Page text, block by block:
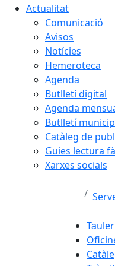
Actualitat
Comunicació
Avisos
Notícies
Hemeroteca
Agenda
Butlletí digital
Agenda
Butlletí
Catàleg de
Guies lectura
Xarxes socials